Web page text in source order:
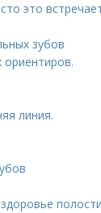
это
зубов
ориентиров.
линия.